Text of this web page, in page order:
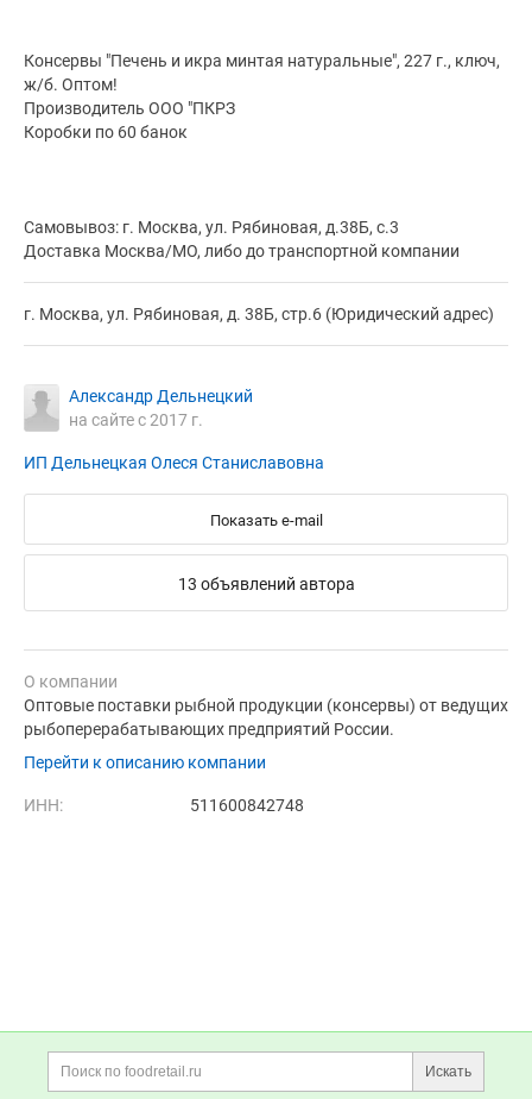
Консервы "Печень и икра минтая натуральные", 227 г., ключ,
ж/б. Оптом!
Производитель ООО "ПКРЗ
Коробки по 60 банок
Самовывоз: г. Москва, ул. Рябиновая, д.38Б, с.3
Доставка Москва/МО, либо до транспортной компании
г. Москва, ул. Рябиновая, д. 38Б, стр.6 (Юридический адрес)
Александр Дельнецкий
на сайте с 2017 г.
ИП Дельнецкая Олеся Станиславовна
Показать e-mail
13 объявлений автора
О компании
Оптовые поставки рыбной продукции (консервы) от ведущих
рыбоперерабатывающих предприятий России.
Перейти к описанию компании
ИНН: 511600842748
Дополнительная информация
Поиск по сайту и
Искать